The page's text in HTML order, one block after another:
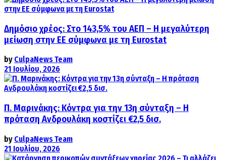
Δημόσιο χρέος: Στο 143,5% του ΑΕΠ – Η μεγαλύτερη
μείωση στην ΕΕ σύμφωνα με τη Eurostat
by CulpaNews Team
21 Ιουλίου, 2026
Π. Μαρινάκης: Κόντρα για την 13η σύνταξη – Η
πρόταση Ανδρουλάκη κοστίζει €2,5 δισ.
by CulpaNews Team
21 Ιουλίου, 2026